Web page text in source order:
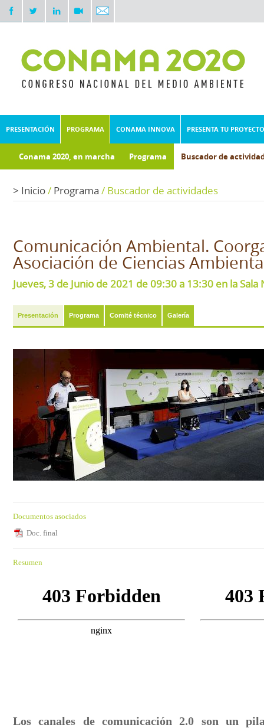
PRESENTACIÓN PROGRAMA CONAMA INNOVA PRESENTA TU PROYECTO
Conama 2020, en marcha Programa Buscador de
> Inicio/ Programa / Buscador de actividades
Comunicación Ambiental.
Asociación de Ciencias
Jueves, 3 de Junio de 2021 de 09:30 a 13:30 en la Sala
Presentación Programa Comité técnico Galería
Documentos asociados
Doc. final
Resumen
Los canales de comunicación 2.0 son un